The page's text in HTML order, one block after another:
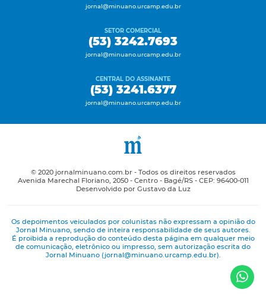
jornal@minuano.urcamp.edu.br
SETOR COMERCIAL
(53) 3242.7693
jornal@minuano.urcamp.edu.br
CENTRAL DO ASSINANTE
(53) 3241.6377
jornal@minuano.urcamp.edu.br
© 2020 jornalminuano.com.br - Todos os direitos reservados
Avenida Marechal Floriano, 2050 - Centro - Bagé/RS - CEP: 96400-011
Desenvolvido por Gustavo da Luz
Os depoimentos veiculados por colunistas não expressam a opinião do
Jornal Minuano, sendo de inteira responsabilidade de seus autores.
É proibida a reprodução do conteúdo desta página em qualquer meio
de comunicação, eletrônico ou impresso, sem autorização escrita do
Jornal Minuano (jornal@minuano.urcamp.edu.br).